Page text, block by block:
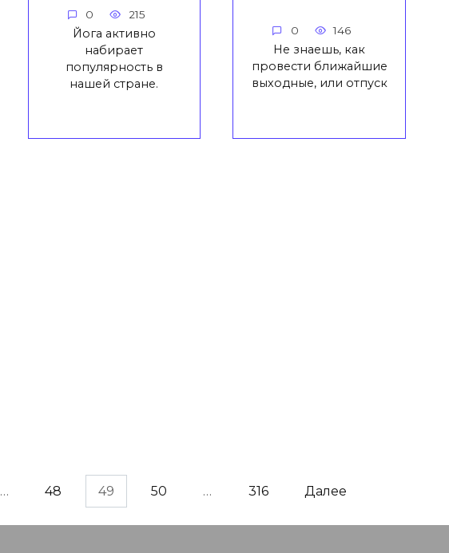
0 215
Йога активно
набирает
популярность в
нашей стране.
0 146
Не знаешь, как
провести ближайшие
выходные, или отпуск
… 48 49 50 … 316 Далее